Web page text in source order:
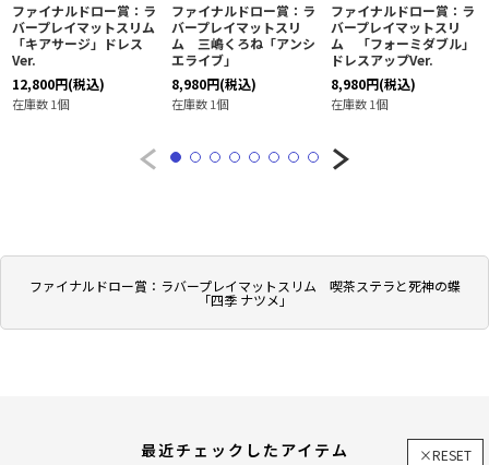
ファイナルドロー賞：ラバープレイマットスリム 喫茶ステラと死神の蝶
「四季 ナツメ」
ファイナルドロー賞：ラ
バープレイマットスリム
「キアサージ」ドレス
Ver.
12,800円(税込)
在庫数 1個
ファイナルドロー賞：ラ
バープレイマットスリ
ム 三嶋くろね「アンシ
エライブ」
8,980円(税込)
在庫数 1個
ファイナルドロー賞：ラ
バープレイマットスリ
ム 「フォーミダブル」
ドレスアップVer.
8,980円(税込)
在庫数 1個
最近チェックしたアイテム ×RESET